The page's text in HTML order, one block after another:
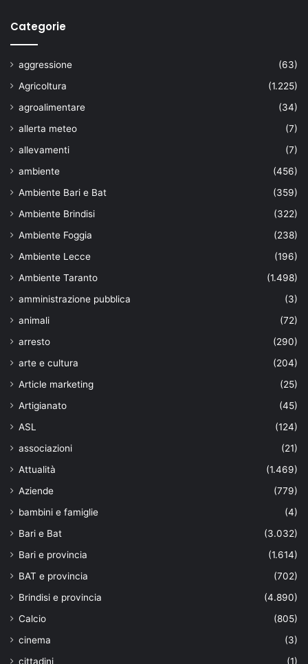
Categorie
aggressione
(63)
Agricoltura
(1.225)
agroalimentare
(34)
allerta meteo
(7)
allevamenti
(7)
ambiente
(456)
Ambiente Bari e Bat
(359)
Ambiente Brindisi
(322)
Ambiente Foggia
(238)
Ambiente Lecce
(196)
Ambiente Taranto
(1.498)
amministrazione pubblica
(3)
animali
(72)
arresto
(290)
arte e cultura
(204)
Article marketing
(25)
Artigianato
(45)
ASL
(124)
associazioni
(21)
Attualità
(1.469)
Aziende
(779)
bambini e famiglie
(4)
Bari e Bat
(3.032)
Bari e provincia
(1.614)
BAT e provincia
(702)
Brindisi e provincia
(4.890)
Calcio
(805)
cinema
(3)
cittadini
(1)